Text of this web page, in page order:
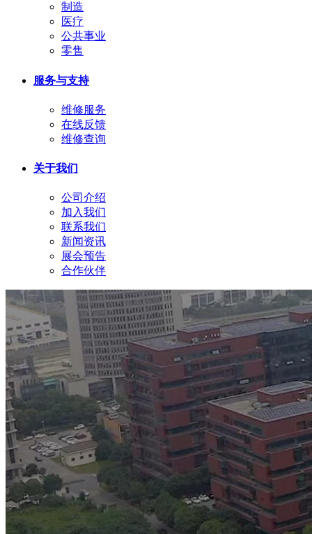
制造
医疗
公共事业
零售
服务与支持
维修服务
在线反馈
维修查询
关于我们
公司介绍
加入我们
联系我们
新闻资讯
展会预告
合作伙伴